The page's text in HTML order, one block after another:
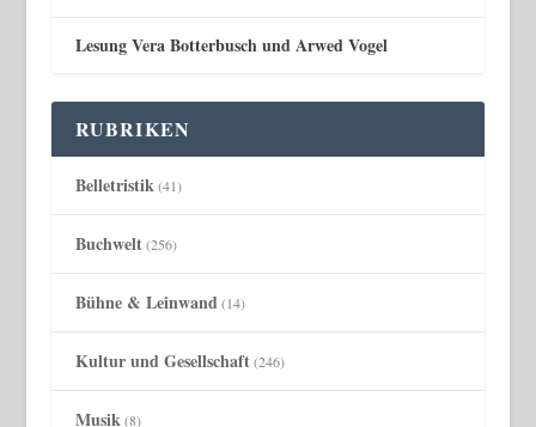
Lesung Vera Botterbusch und Arwed Vogel
RUBRIKEN
Belletristik(41)
Buchwelt(256)
Bühne & Leinwand(14)
Kultur und Gesellschaft(246)
Musik(8)